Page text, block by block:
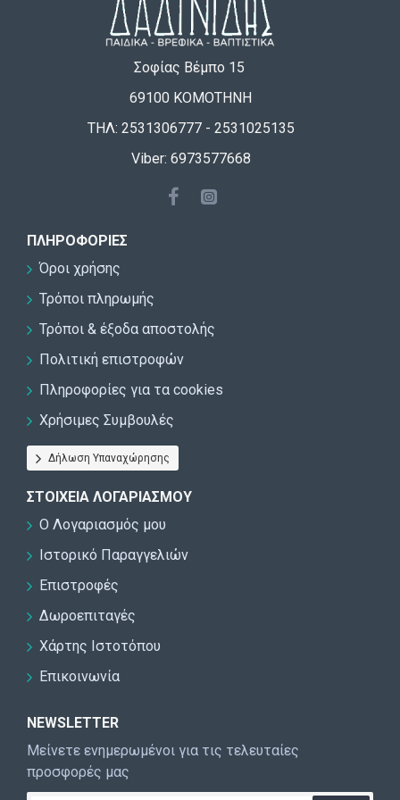
Σοφίας Βέμπο 15
69100 ΚΟΜΟΤΗΝΗ
ΤΗΛ: 2531306777 - 2531025135
Viber: 6973577668
ΠΛΗΡΟΦΟΡΊΕΣ
Όροι χρήσης
Τρόποι πληρωμής
Τρόποι & έξοδα αποστολής
Πολιτική επιστροφών
Πληροφορίες για τα cookies
Χρήσιμες Συμβουλές
Δήλωση Υπαναχώρησης
ΣΤΟΙΧΕΊΑ ΛΟΓΑΡΙΑΣΜΟΎ
Ο Λογαριασμός μου
Ιστορικό Παραγγελιών
Επιστροφές
Δωροεπιταγές
Χάρτης Ιστοτόπου
Επικοινωνία
NEWSLETTER
Μείνετε ενημερωμένοι για τις τελευταίες
προσφορές μας